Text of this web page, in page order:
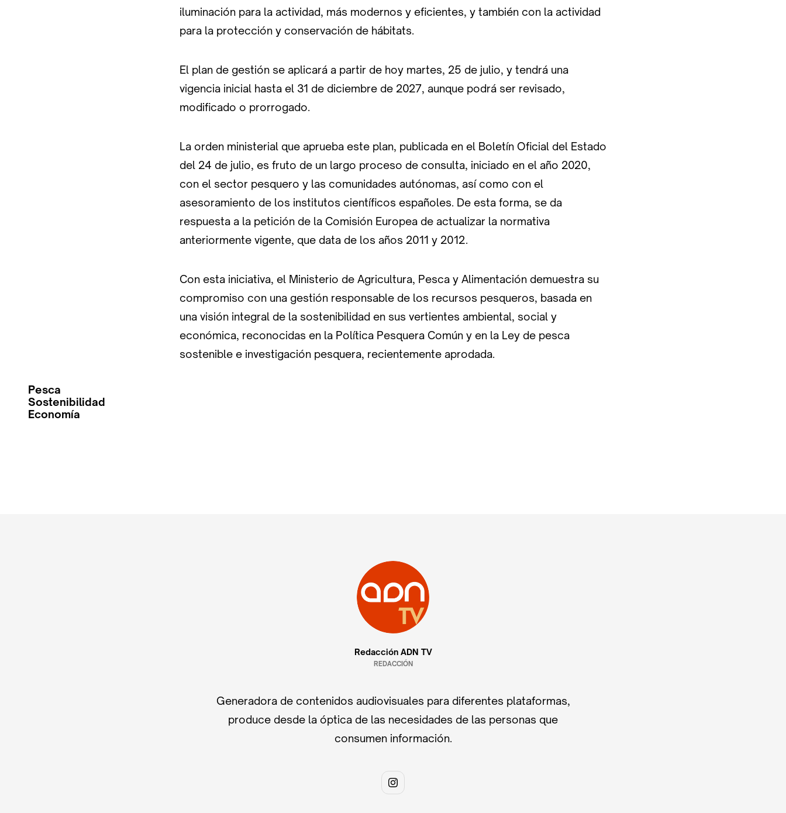
iluminación para la actividad, más modernos y eficientes, y también con la actividad
para la protección y conservación de hábitats.
El plan de gestión se aplicará a partir de hoy martes, 25 de julio, y tendrá una
vigencia inicial hasta el 31 de diciembre de 2027, aunque podrá ser revisado,
modificado o prorrogado.
La orden ministerial que aprueba este plan, publicada en el Boletín Oficial del Estado
del 24 de julio, es fruto de un largo proceso de consulta, iniciado en el año 2020,
con el sector pesquero y las comunidades autónomas, así como con el
asesoramiento de los institutos científicos españoles. De esta forma, se da
respuesta a la petición de la Comisión Europea de actualizar la normativa
anteriormente vigente, que data de los años 2011 y 2012.
Con esta iniciativa, el Ministerio de Agricultura, Pesca y Alimentación demuestra su
compromiso con una gestión responsable de los recursos pesqueros, basada en
una visión integral de la sostenibilidad en sus vertientes ambiental, social y
económica, reconocidas en la Política Pesquera Común y en la Ley de pesca
sostenible e investigación pesquera, recientemente aprodada.
Pesca
Sostenibilidad
Economía
Redacción ADN TV
REDACCIÓN
Generadora de contenidos audiovisuales para diferentes plataformas,
produce desde la óptica de las necesidades de las personas que
consumen información.